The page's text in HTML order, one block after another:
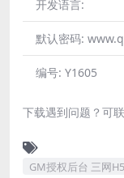
开发语言:
默认密码:
编号: Y1605
下载遇到问题？可
GM授权后台 三网